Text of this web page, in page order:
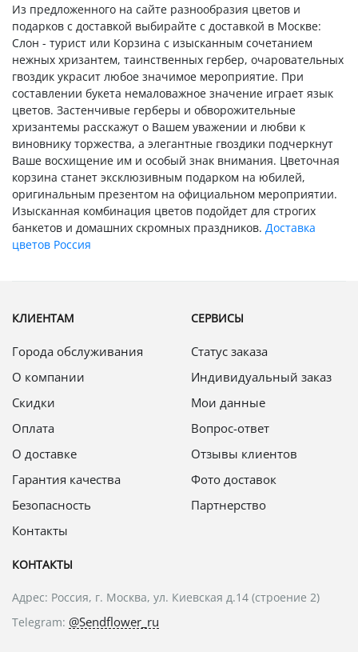
Из предложенного на сайте разнообразия цветов и
подарков с доставкой выбирайте с доставкой в Москве:
Слон - турист или Корзина с изысканным сочетанием
нежных хризантем, таинственных гербер, очаровательных
гвоздик украсит любое значимое мероприятие. При
составлении букета немаловажное значение играет язык
цветов. Застенчивые герберы и обворожительные
хризантемы расскажут о Вашем уважении и любви к
виновнику торжества, а элегантные гвоздики подчеркнут
Ваше восхищение им и особый знак внимания. Цветочная
корзина станет эксклюзивным подарком на юбилей,
оригинальным презентом на официальном мероприятии.
Изысканная комбинация цветов подойдет для строгих
банкетов и домашних скромных праздников. Доставка
цветов Россия
КЛИЕНТАМ
Города обслуживания
О компании
Скидки
Оплата
О доставке
Гарантия качества
Безопасность
Контакты
СЕРВИСЫ
Статус заказа
Индивидуальный заказ
Мои данные
Вопрос-ответ
Отзывы клиентов
Фото доставок
Партнерство
КОНТАКТЫ
Адрес: Россия, г. Москва, ул. Киевская д.14 (строение 2)
Telegram: @Sendflower_ru